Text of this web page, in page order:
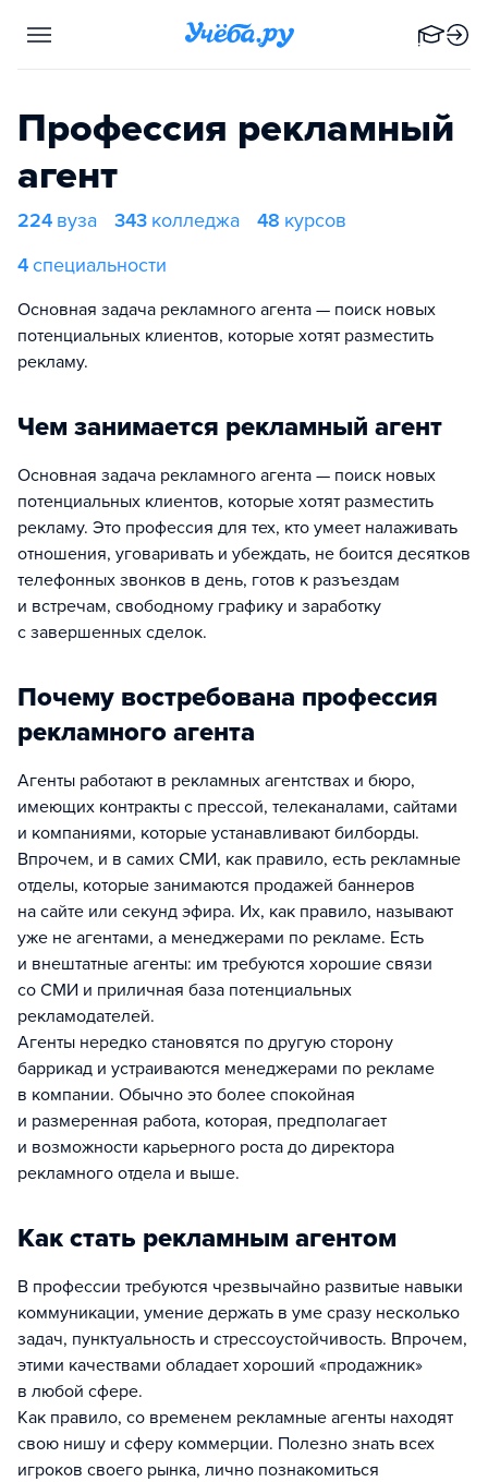
Профессия рекламный
агент
224 вуза 343 колледжа 48 курсов
4специальности
Основная задача рекламного агента — поиск новых
потенциальных клиентов, которые хотят разместить
рекламу.
Чем занимается рекламный агент
Основная задача рекламного агента — поиск новых
потенциальных клиентов, которые хотят разместить
рекламу. Это профессия для тех, кто умеет налаживать
отношения, уговаривать и убеждать, не боится десятков
телефонных звонков в день, готов к разъездам
и встречам, свободному графику и заработку
с завершенных сделок.
Почему востребована профессия
рекламного агента
Агенты работают в рекламных агентствах и бюро,
имеющих контракты с прессой, телеканалами, сайтами
и компаниями, которые устанавливают билборды.
Впрочем, и в самих СМИ, как правило, есть рекламные
отделы, которые занимаются продажей баннеров
на сайте или секунд эфира. Их, как правило, называют
уже не агентами, а менеджерами по рекламе. Есть
и внештатные агенты: им требуются хорошие связи
со СМИ и приличная база потенциальных
рекламодателей.
Агенты нередко становятся по другую сторону
баррикад и устраиваются менеджерами по рекламе
в компании. Обычно это более спокойная
и размеренная работа, которая, предполагает
и возможности карьерного роста до директора
рекламного отдела и выше.
Как стать рекламным агентом
В профессии требуются чрезвычайно развитые навыки
коммуникации, умение держать в уме сразу несколько
задач, пунктуальность и стрессоустойчивость. Впрочем,
этими качествами обладает хороший «продажник»
в любой сфере.
Как правило, со временем рекламные агенты находят
свою нишу и сферу коммерции. Полезно знать всех
игроков своего рынка, лично познакомиться